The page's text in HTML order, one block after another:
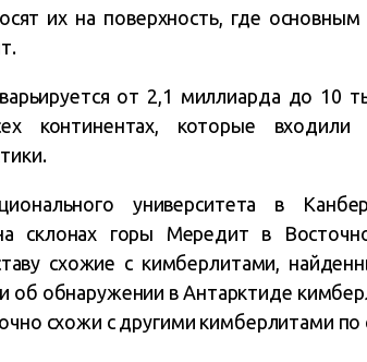
их на поверхность, где
от 2,1 миллиарда до 10
континентах, которые входили
университета в
склонах горы Мередит в
схожие с кимберлитами,
об обнаружении в Антарктиде
схожи с другими кимберлитами по